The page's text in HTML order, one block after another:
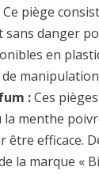
Ce piège
sans danger
en
:Ces
menthe
efficace.
la marque «